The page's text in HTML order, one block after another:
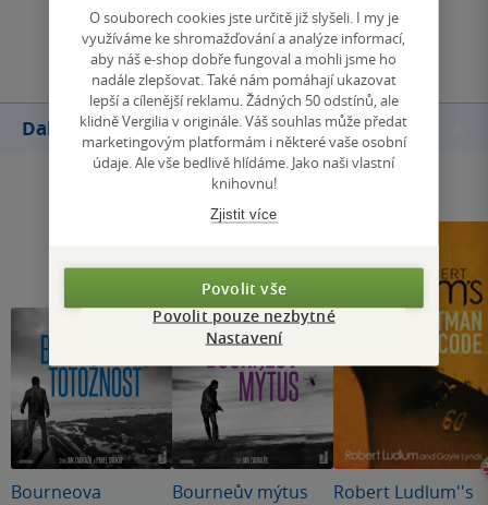
Přidat hodnocení
Další knihy autora
Bourneova
Bourneův mýtus
Robert Ludlum''s
O souborech cookies jste určitě již slyšeli. I my je
využíváme ke shromažďování a analýze informací,
aby náš e-shop dobře fungoval a mohli jsme ho
nadále zlepšovat. Také nám pomáhají ukazovat
lepší a cílenější reklamu. Žádných 50 odstínů, ale
klidně Vergilia v originále. Váš souhlas může předat
marketingovým platformám i některé vaše osobní
údaje. Ale vše bedlivě hlídáme. Jako naši vlastní
knihovnu!
Zjistit více
Povolit vše
Povolit pouze nezbytné
Nastavení